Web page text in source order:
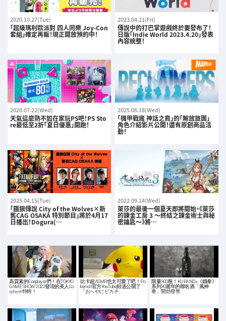
2020.10.27(Tue)
「超級瑪利歐派對 四人同樂 Joy-Con
套組」確定再販！現正開放預約中！
2023.04.21(Fri)
傳說中的打巴掌遊戲終於要發布了！
日版「Indie World 2023.4.20」發表
內容統整！
2020.07.22(Wed)
天氣這麼熱不如在家玩PS吧！PS Sto
re最低至2折「夏日優惠」開跑！
2025.06.18(Wed)
「機甲戰魔 神話之裔」的「解放旅團」
角色介紹影片公開！還有原創商品活
動！
2025.04.15(Tue)
「餓狼傳說 City of the Wolves×新
舊CAG OSAKA 特別節目」將於4月17
日播出！Dogura(…
2022.09.14(Wed)
萊莎的最後一個夏天即將開始。《萊莎
的鍊金工房 3 ～終結之鍊金術士與秘
密鑰匙～》將…
高質素的Cosplayer們！在TOKYO
GAME SHOW 2022發現的美人Co
splayer特輯！
比卡超ASMR也太可愛了吧！Po
kemon官方YouTube頻道公開了
「おへやにピカチ…
限量300瓶！KURAND×《鐵拳》
系列30週年的聯名酒「風神
拳」開始發售